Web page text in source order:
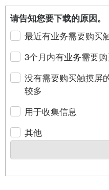
请告知您要下载的原因。
最近有业务需要购买
3个月内有业务需要
没有需要购买触摸屏
较多
用于收集信息
其他